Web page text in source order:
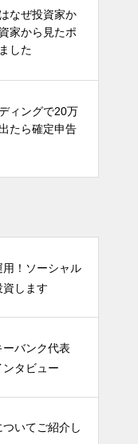
なぜ投資家か
家から見たポ
した
ィングで20万
たら確定申告
！ソーシャル
資します
ーバンク代表
タビュー
いてご紹介し